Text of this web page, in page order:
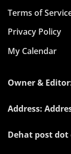
Terms of
Privacy Policy
My Calendar
Owner &
Address:
Dehat post dot